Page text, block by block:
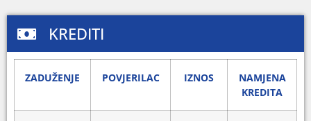
KREDITI
ZADUŽENJE POVJERILAC IZNOS
NAMJENA
KREDITA